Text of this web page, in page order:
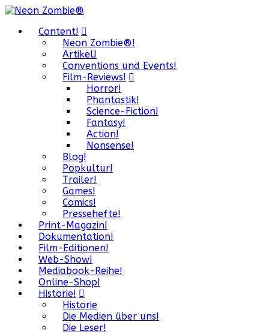
Content!
Neon Zombie®!
Artikel!
Conventions und Events!
Film-Reviews!
Horror!
Phantastik!
Science-Fiction!
Fantasy!
Action!
Nonsense!
Blog!
Popkultur!
Trailer!
Games!
Comics!
Pressehefte!
Print-Magazin!
Dokumentation!
Film-Editionen!
Web-Show!
Mediabook-Reihe!
Online-Shop!
Historie!
Historie
Die Medien über uns!
Die Leser!